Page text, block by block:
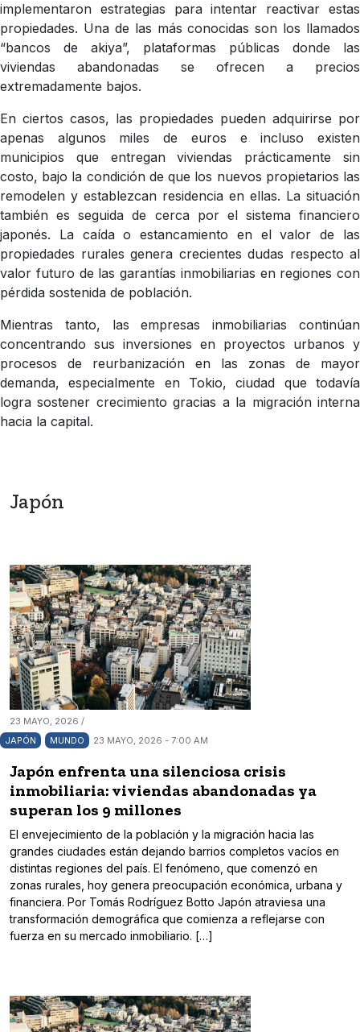
implementaron estrategias para intentar reactivar estas
propiedades. Una de las más conocidas son los llamados
“bancos de akiya”, plataformas públicas donde las
viviendas abandonadas se ofrecen a precios
extremadamente bajos.
En ciertos casos, las propiedades pueden adquirirse por
apenas algunos miles de euros e incluso existen
municipios que entregan viviendas prácticamente sin
costo, bajo la condición de que los nuevos propietarios las
remodelen y establezcan residencia en ellas. La situación
también es seguida de cerca por el sistema financiero
japonés. La caída o estancamiento en el valor de las
propiedades rurales genera crecientes dudas respecto al
valor futuro de las garantías inmobiliarias en regiones con
pérdida sostenida de población.
Mientras tanto, las empresas inmobiliarias continúan
concentrando sus inversiones en proyectos urbanos y
procesos de reurbanización en las zonas de mayor
demanda, especialmente en Tokio, ciudad que todavía
logra sostener crecimiento gracias a la migración interna
hacia la capital.
Japón
23 MAYO, 2026 /
JAPÓN
MUNDO 23 MAYO, 2026 - 7:00 AM
Japón enfrenta una silenciosa crisis
inmobiliaria: viviendas abandonadas ya
superan los 9 millones
El envejecimiento de la población y la migración hacia las
grandes ciudades están dejando barrios completos vacíos en
distintas regiones del país. El fenómeno, que comenzó en
zonas rurales, hoy genera preocupación económica, urbana y
financiera. Por Tomás Rodríguez Botto Japón atraviesa una
transformación demográfica que comienza a reflejarse con
fuerza en su mercado inmobiliario. […]